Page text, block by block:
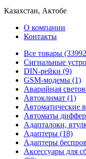
Казахстан, Актобе
О компании
Контакты
Все товары
Cигнальные
DIN-рейки (9)
GSM-модемы (1)
Аварийная
Автоклимат (1)
Автоматические
Автоматы
Адапталоки,
Адаптеры (18)
Адаптеры
Аксессуары для